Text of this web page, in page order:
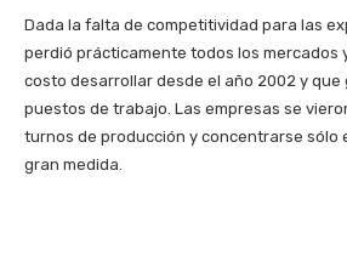
Dada la falta de competitividad para las
perdió prácticamente todos los mercados
costo desarrollar desde el año 2002 y
puestos de trabajo. Las empresas se
turnos de producción y concentrarse sólo
gran medida.